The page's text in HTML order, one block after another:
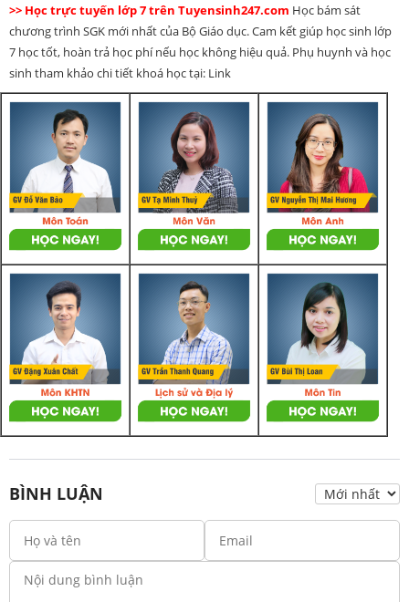
>> Học trực tuyến lớp 7 trên Tuyensinh247.com Học bám sát
chương trình SGK mới nhất của Bộ Giáo dục. Cam kết giúp học sinh lớp
7 học tốt, hoàn trả học phí nếu học không hiệu quả. Phụ huynh và học
sinh tham khảo chi tiết khoá học tại: Link
BÌNH LUẬN